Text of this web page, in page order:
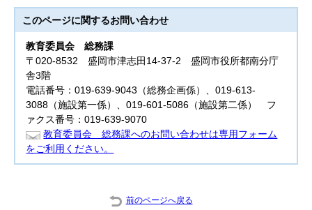
このページに関するお問い合わせ
教育委員会総務課
〒020-8532 盛岡市津志田14-37-2 盛岡市役所都南分庁
舎3階
電話番号：019-639-9043（総務企画係）、019-613-
3088（施設第一係）、019-601-5086（施設第二係） フ
ァクス番号：019-639-9070
教育委員会 総務課へのお問い合わせは専用フォーム
をご利用ください。
前のページへ戻る